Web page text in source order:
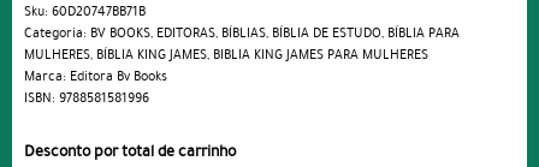
Sku: 60D20747BB71B
Categoria: BV BOOKS, EDITORAS, BÍBLIAS, BÍBLIA DE ESTUDO, BÍBLIA PARA
MULHERES, BÍBLIA KING JAMES, BIBLIA KING JAMES PARA MULHERES
Marca: Editora Bv Books
ISBN: 9788581581996
Desconto por total de carrinho